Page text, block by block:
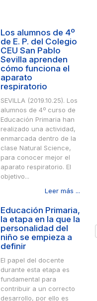
Los alumnos de 4º
de E. P. del Colegio
CEU San Pablo
Sevilla aprenden
cómo funciona el
aparato
respiratorio
SEVILLA (2019.10.25). Los
alumnos de 4º curso de
Educación Primaria han
realizado una actividad,
enmarcada dentro de la
clase Natural Science,
para conocer mejor el
aparato respiratorio. El
objetivo...
Leer más ...
Educación Primaria,
la etapa en la que la
personalidad del
niño se empieza a
definir
El papel del docente
durante esta etapa es
fundamental para
contribuir a un correcto
desarrollo, por ello es